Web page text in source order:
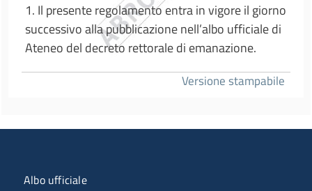
1. Il presente regolamento entra in vigore il giorno
successivo alla pubblicazione nell’albo ufficiale di
Ateneo del decreto rettorale di emanazione.
Versione stampabile
Menu organizzazione
Albo ufficiale